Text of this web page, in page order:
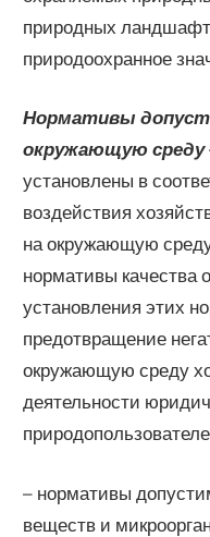
природных
природоохранное
Нормативы
окружающую среду
установлены в
воздействия
на окружающую
нормативы
установления этих
предотвращение
окружающую среду
деятельности
– нормативы
веществ и